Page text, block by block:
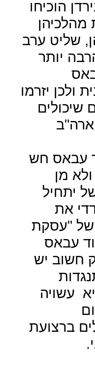
הוכיחו
שליט ערב
יותר
ולכן יזרמו
שיכולים
ארה"ב
עבאס חש
מן
יתחיל
את
של "עסקת
עבאס
חשוב יש
עשויה
ברצועת